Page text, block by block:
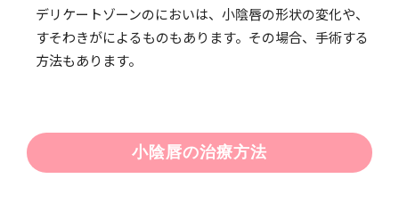
デリケートゾーンのにおいは、小陰唇の形状の変化や、
すそわきがによるものもあります。その場合、手術する
方法もあります。
小陰唇の治療方法